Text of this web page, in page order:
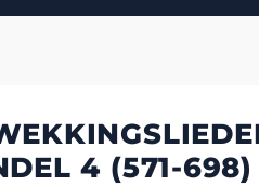
4 (571-698)